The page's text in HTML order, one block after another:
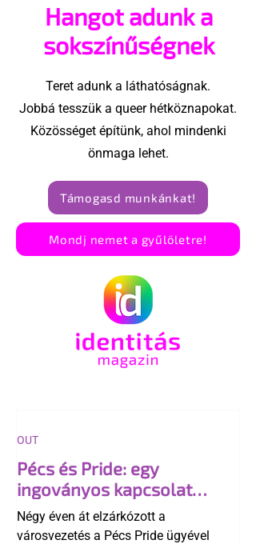
Hangot adunk a
sokszínűségnek
Teret adunk a láthatóságnak.
Jobbá tesszük a queer hétköznapokat.
Közösséget építünk, ahol mindenki
önmaga lehet.
Támogasd munkánkat!
Mondj nemet a gyűlöletre!
Pécs és Pride: egy
ingoványos kapcsolat
története
Négy éven át elzárkózott a
városvezetés a Pécs Pride ügyével
OUT